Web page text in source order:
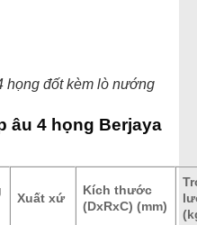
họng đốt kèm lò nướng
âu 4 họng Berjaya
Xuất xứ
Kích thước
(DxRxC) (mm)